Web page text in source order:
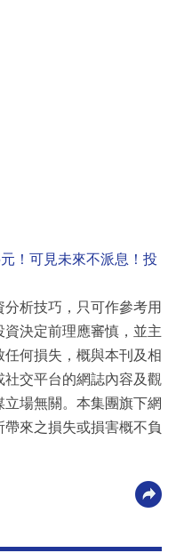
！可見未來不派息！投
析技巧，只可作參考用
決定前理應審慎，並主
何損失，概與本刊及相
交平台的網誌內容及觀
場無關。本集團旗下網
來之損失或損害概不負